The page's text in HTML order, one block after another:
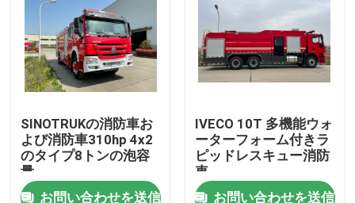
家
SINOTRUKの消防車お
よび消防車310hp 4x2
のタイプ8トンの泡容
量
お問い合わせを送信
IVECO 10T 多機能ウォ
ーターフォーム付きラ
ピッドレスキュー消防
車
お問い合わせを送信